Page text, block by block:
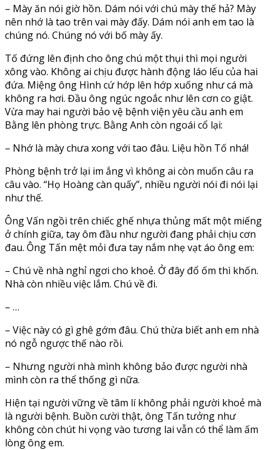
– Mày ăn nói giờ hồn. Dám nói với chú mày thế hả? Mày
nên nhớ là tao trên vai mày đấy. Dám nói anh em tao là
chúng nó. Chúng nó với bố mày ấy.
Tố đứng lên định cho ông chú một thụi thì mọi người
xông vào. Không ai chịu được hành động láo lếu của hai
đứa. Miệng ông Hình cứ hớp lên hớp xuống như cá mà
không ra hơi. Đầu ông ngúc ngoắc như lên cơn co giật.
Vừa may hai người bảo vệ bệnh viện yêu cầu anh em
Bằng lên phòng trực. Bằng Anh còn ngoái cổ lại:
– Nhớ là mày chưa xong với tao đâu. Liệu hồn Tố nhá!
Phòng bệnh trở lại im ắng vì không ai còn muốn câu ra
câu vào. “Họ Hoàng càn quấy”, nhiều người nói đi nói lại
như thế.
Ông Vấn ngồi trên chiếc ghế nhựa thủng mất một miếng
ở chính giữa, tay ôm đầu như người đang phải chịu cơn
đau. Ông Tấn mệt mỏi đưa tay nắm nhẹ vạt áo ông em:
– Chú về nhà nghỉ ngơi cho khoẻ. Ở đây đổ ốm thì khốn.
Nhà còn nhiều việc lắm. Chú về đi.
– …
– Việc này có gì ghê gớm đâu. Chú thừa biết anh em nhà
nó ngỗ ngược thế nào rồi.
– Nhưng người nhà mình không bảo được người nhà
mình còn ra thể thống gì nữa.
Hiện tại người vững về tâm lí không phải người khoẻ mà
là người bệnh. Buồn cười thật, ông Tấn tưởng như
không còn chút hi vọng vào tương lai vẫn có thể làm ấm
lòng ông em.